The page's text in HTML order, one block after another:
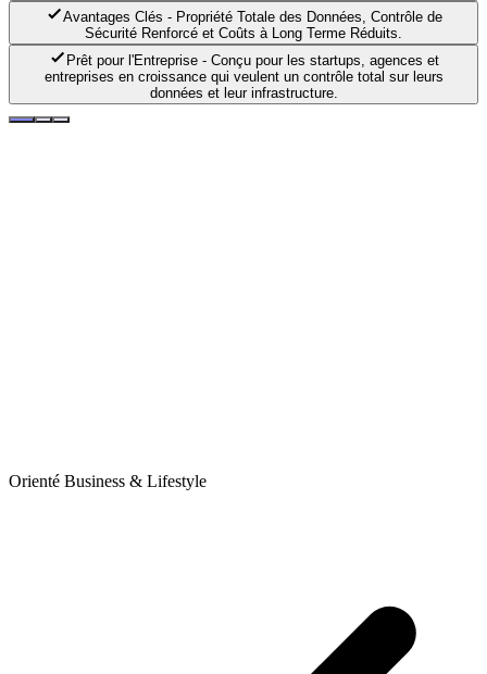
Avantages Clés - Propriété Totale des Données, Contrôle de
Sécurité Renforcé et Coûts à Long Terme Réduits.
Prêt pour l'Entreprise- Conçu pour les startups, agences et
entreprises en croissance qui veulent un contrôle total sur leurs
données et leur infrastructure.
Orienté Business & Lifestyle